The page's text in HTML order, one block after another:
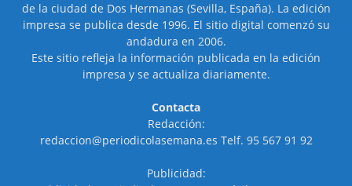
de la ciudad de Dos Hermanas (Sevilla, España). La edición
impresa se publica desde 1996. El sitio digital comenzó su
andadura en 2006.
Este sitio refleja la información publicada en la edición
impresa y se actualiza diariamente.
Contacta
Redacción:
redaccion@periodicolasemana.es Telf. 95 567 91 92
Publicidad: